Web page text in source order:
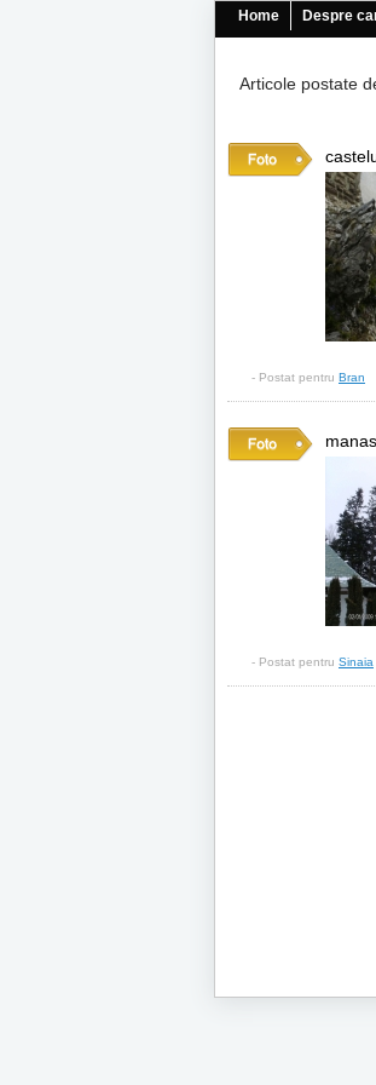
Home Despre
Articole postate
- Postat pentru Bran
- Postat pentru Sinaia